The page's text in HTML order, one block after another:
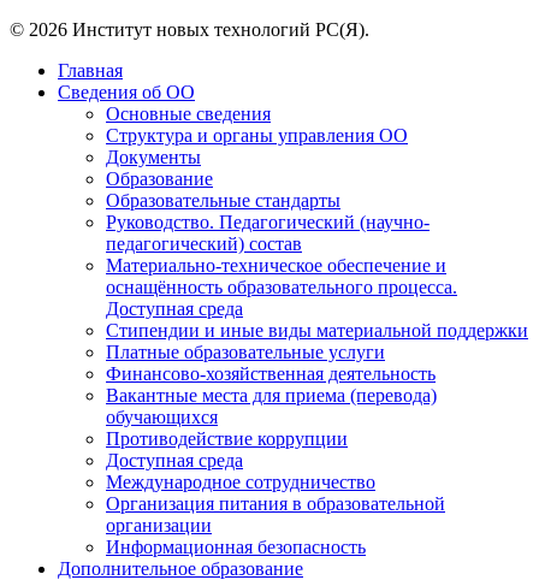
© 2026 Институт новых технологий РС(Я).
Главная
Сведения об ОО
Основные сведения
Структура и органы управления ОО
Документы
Образование
Образовательные стандарты
Руководство. Педагогический (научно-
педагогический) состав
Материально-техническое обеспечение и
оснащённость образовательного процесса.
Доступная среда
Стипендии и иные виды материальной поддержки
Платные образовательные услуги
Финансово-хозяйственная деятельность
Вакантные места для приема (перевода)
обучающихся
Противодействие коррупции
Доступная среда
Международное сотрудничество
Организация питания в образовательной
организации
Информационная безопасность
Дополнительное образование